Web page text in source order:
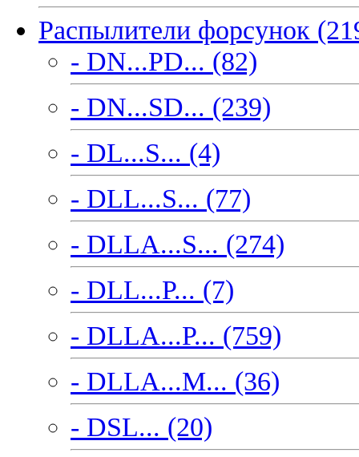
Распылители форсунок
- DN...PD... (82)
- DN...SD... (239)
- DL...S... (4)
- DLL...S... (77)
- DLLA...S... (274)
- DLL...P... (7)
- DLLA...P... (759)
- DLLA...M... (36)
- DSL... (20)